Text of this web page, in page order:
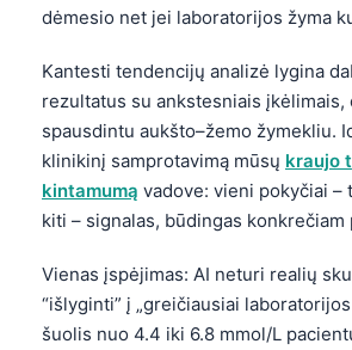
dėmesio net jei laboratorijos žyma
Kantesti tendencijų analizė lygina
rezultatus su ankstesniais įkėlimais,
spausdintu aukšto–žemo žymekliu.
klinikinį samprotavimą mūsų kraujo
kintamumą vadove: vieni pokyčiai –
kiti – signalas, būdingas konkrečiam
Vienas įspėjimas: AI neturi realių
“išlyginti” į „greičiausiai laboratorijos
šuolis nuo 4.4 iki 6.8 mmol/L
Shqip
বাংলা
मराठी
తెలుగు
தமிழ்
ગુજરાતી
മലയാളം